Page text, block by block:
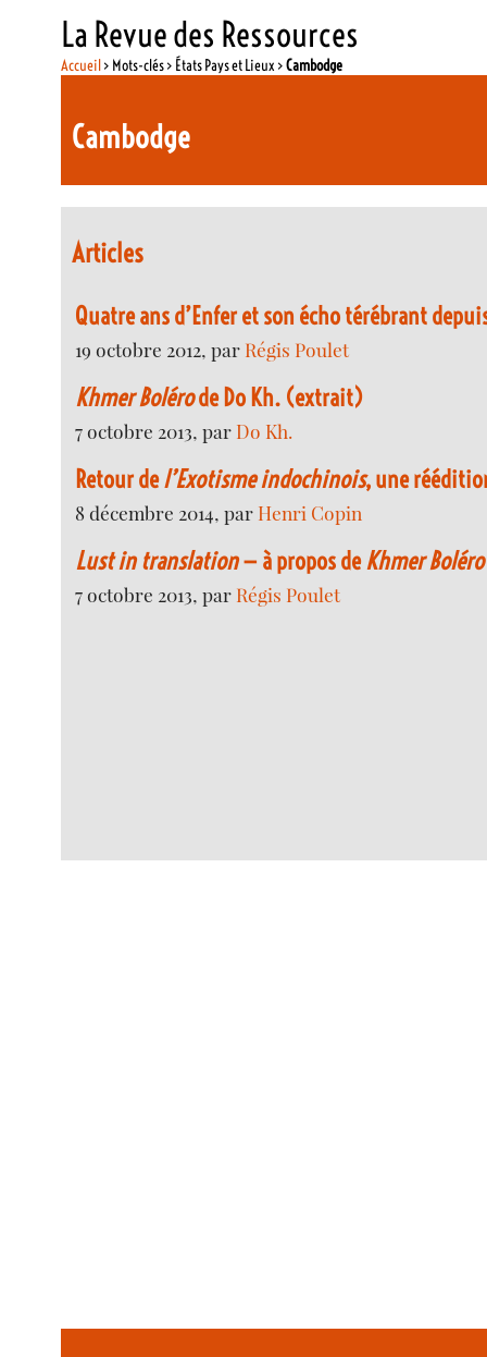
La Revue des Ressources
Accueil> Mots-clés > États Pays et Lieux >Cambodge
Cambodge
Articles
Quatre ans d’Enfer et son écho térébrant
19 octobre 2012, par Régis Poulet
Khmer Bolérode Do Kh. (extrait)
7 octobre 2013, parDo Kh.
Retour del’Exotisme indochinois, une
8 décembre 2014, parHenri Copin
Lust in translation— à propos deKhmer Boléro
7 octobre 2013, par Régis Poulet